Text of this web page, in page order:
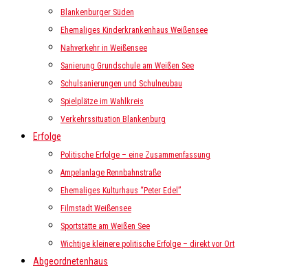
Blankenburger Süden
Ehemaliges Kinderkrankenhaus Weißensee
Nahverkehr in Weißensee
Sanierung Grundschule am Weißen See
Schulsanierungen und Schulneubau
Spielplätze im Wahlkreis
Verkehrssituation Blankenburg
Erfolge
Politische Erfolge – eine Zusammenfassung
Ampelanlage Rennbahnstraße
Ehemaliges Kulturhaus “Peter Edel”
Filmstadt Weißensee
Sportstätte am Weißen See
Wichtige kleinere politische Erfolge – direkt vor Ort
Abgeordnetenhaus